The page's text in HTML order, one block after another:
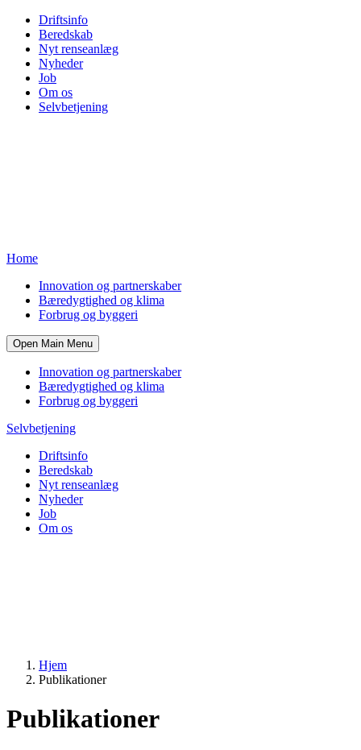
Driftsinfo
Beredskab
Nyt renseanlæg
Nyheder
Job
Om os
Selvbetjening
Home
Innovation og partnerskaber
Bæredygtighed og klima
Forbrug og byggeri
Open Main Menu
Innovation og partnerskaber
Bæredygtighed og klima
Forbrug og byggeri
Selvbetjening
Driftsinfo
Beredskab
Nyt renseanlæg
Nyheder
Job
Om os
Hjem
Publikationer
Publikationer